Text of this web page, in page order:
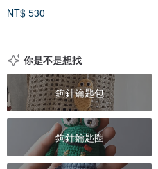
NT$ 530
你是不是想找
鉤針鑰匙包
鉤針鑰匙圈